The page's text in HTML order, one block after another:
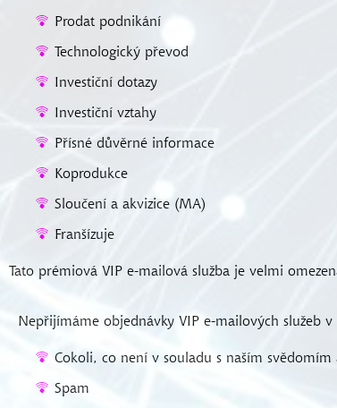
Prodat podnikání
Technologický převod
Investiční dotazy
Investiční vztahy
Přísné důvěrné informace
Koprodukce
Sloučení a akvizice (MA)
Franšízuje
Tato prémiová VIP e-mailová služba je velmi
Nepřijímáme objednávky VIP e-mailových služeb v
Cokoli, co není v souladu s naším
Spam